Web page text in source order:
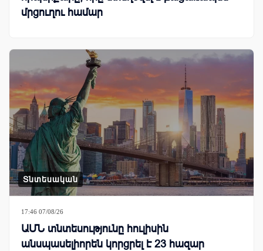
մրցուղու համար
Տնտեսական
17:46 07/08/26
ԱՄՆ տնտեսությունը հուլիսին
անսպասելիորեն կորցրել է 23 հազար